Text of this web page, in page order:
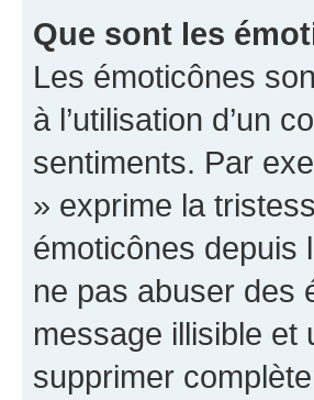
Que sont les
Les émoticônes
à l’utilisation d’un
sentiments. Par
» exprime la
émoticônes depuis
ne pas abuser des
message illisible et
supprimer